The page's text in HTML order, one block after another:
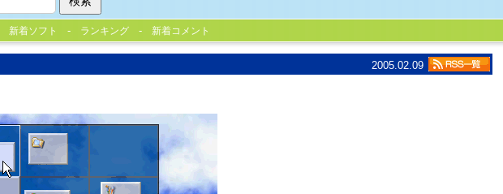
新着ソフト ランキング 新着コメント
2005.02.09